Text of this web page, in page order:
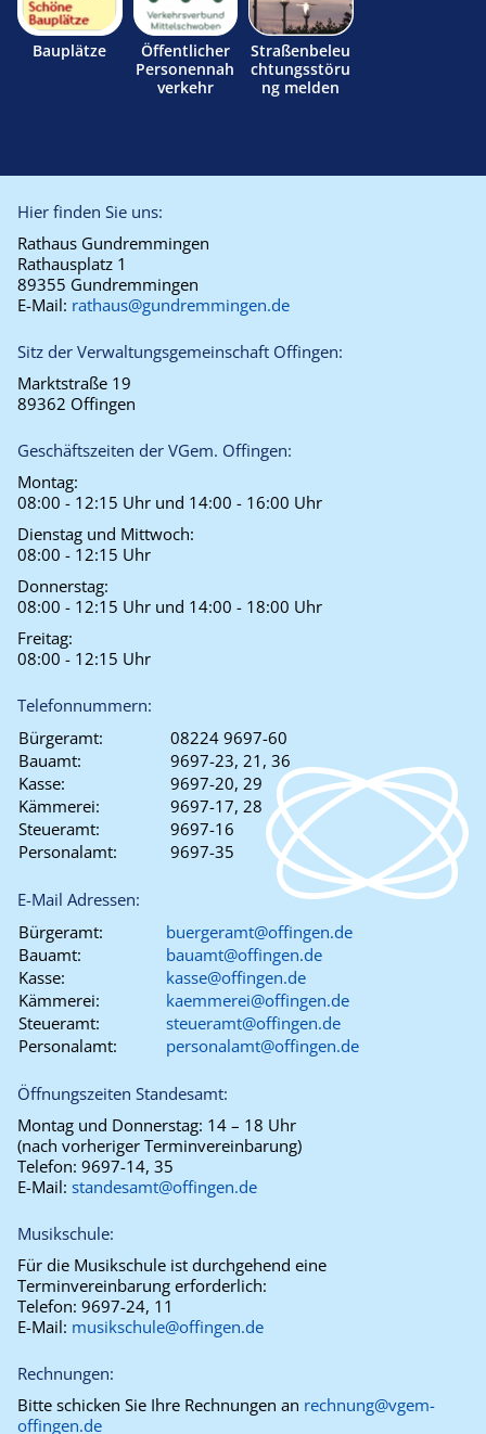
Bauplätze
Öffentlicher
Personennah
verkehr
Straßenbeleu
chtungsstöru
ng melden
Hier finden Sie uns:
Rathaus Gundremmingen
Rathausplatz 1
89355 Gundremmingen
E-Mail: rathaus@gundremmingen.de
Sitz der Verwaltungsgemeinschaft Offingen:
Marktstraße 19
89362 Offingen
Geschäftszeiten der VGem. Offingen:
Montag:
08:00 - 12:15 Uhr und 14:00 - 16:00 Uhr
Dienstag und Mittwoch:
08:00 - 12:15 Uhr
Donnerstag:
08:00 - 12:15 Uhr und 14:00 - 18:00 Uhr
Freitag:
08:00 - 12:15 Uhr
Telefonnummern:
Bürgeramt:
08224 9697-60
Bauamt:
9697-23, 21, 36
Kasse:
9697-20, 29
Kämmerei:
9697-17, 28
Steueramt:
9697-16
Personalamt:
9697-35
E-Mail Adressen:
Bürgeramt:
buergeramt@offingen.de
Bauamt:
bauamt@offingen.de
Kasse:
kasse@offingen.de
Kämmerei:
kaemmerei@offingen.de
Steueramt:
steueramt@offingen.de
Personalamt:
personalamt@offingen.de
Öffnungszeiten Standesamt:
Montag und Donnerstag: 14 – 18 Uhr
(nach vorheriger Terminvereinbarung)
Telefon: 9697-14, 35
E-Mail: standesamt@offingen.de
Musikschule:
Für die Musikschule ist durchgehend eine
Terminvereinbarung erforderlich:
Telefon: 9697-24, 11
E-Mail: musikschule@offingen.de
Rechnungen:
Bitte schicken Sie Ihre Rechnungen an rechnung@vgem-
offingen.de